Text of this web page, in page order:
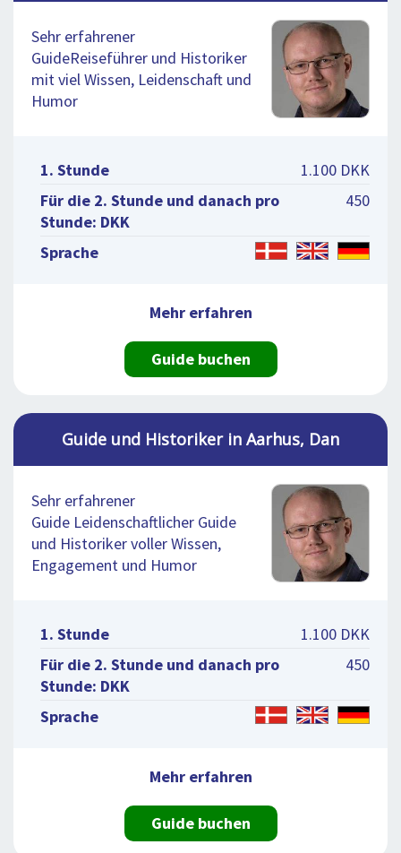
Sehr erfahrener
GuideReiseführer und Historiker
mit viel Wissen, Leidenschaft und
Humor
1. Stunde
1.100 DKK
Für die 2. Stunde und danach pro
Stunde: DKK
450
Sprache
Mehr erfahren
Guide buchen
Guide und Historiker in Aarhus, Dan
Sehr erfahrener
Guide Leidenschaftlicher Guide
und Historiker voller Wissen,
Engagement und Humor
1. Stunde
1.100 DKK
Für die 2. Stunde und danach pro
Stunde: DKK
450
Sprache
Mehr erfahren
Guide buchen